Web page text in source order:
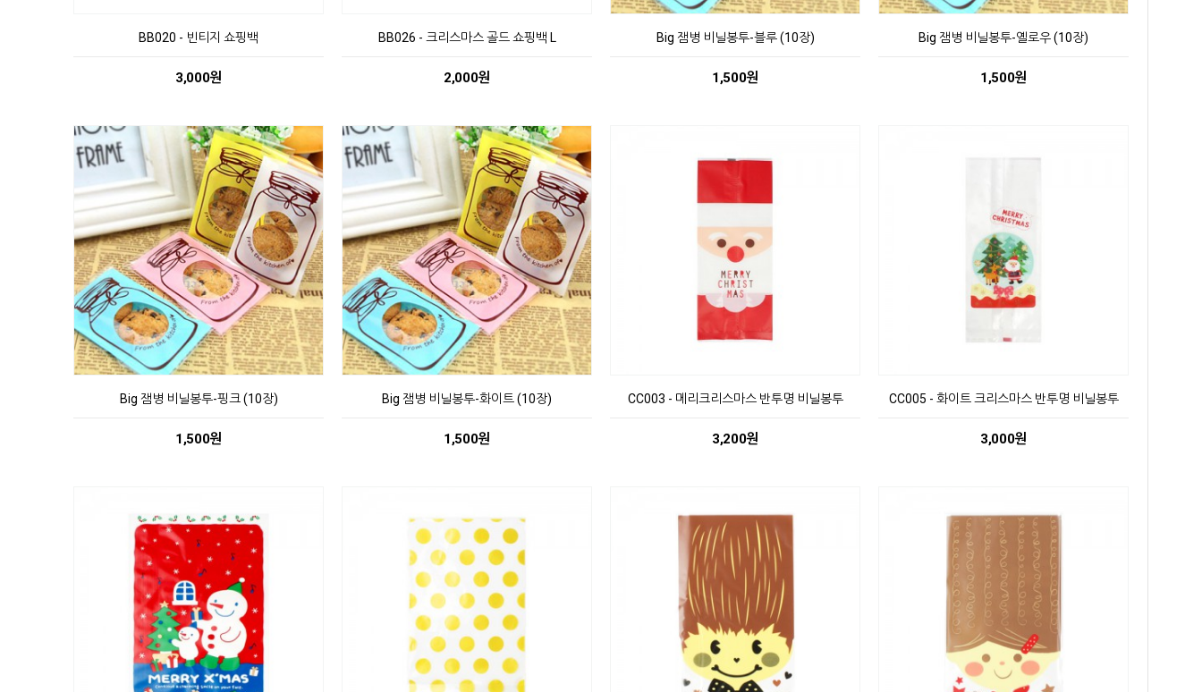
BB020 - 빈티지 쇼핑백
3,000원
BB026 - 크리스마스 골드 쇼핑백 L
2,000원
Big 잼병 비닐봉투-블루 (10장)
1,500원
Big 잼병 비닐봉투-옐로우 (10장)
1,500원
Big 잼병 비닐봉투-핑크 (10장)
1,500원
Big 잼병 비닐봉투-화이트 (10장)
1,500원
CC003 - 메리크리스마스 반투명 비닐봉투
3,200원
CC005 - 화이트 크리스마스 반투명 비닐봉투
3,000원